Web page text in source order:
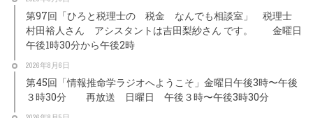
第97回「ひろと税理士の 税金 なんでも相談室」 税理士
村田裕人さん アシスタントは吉田梨紗さん です。 金曜日
午後1時30分から午後2時
2026年8月6日
第45回「情報推命学ラジオへようこそ」金曜日午後3時〜午後
３時30分 再放送 日曜日 午後３時〜午後3時30分